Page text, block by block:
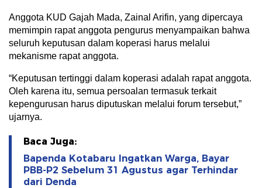
Anggota KUD Gajah Mada, Zainal Arifin, yang dipercaya
memimpin rapat anggota pengurus menyampaikan bahwa
seluruh keputusan dalam koperasi harus melalui
mekanisme rapat anggota.
“Keputusan tertinggi dalam koperasi adalah rapat anggota.
Oleh karena itu, semua persoalan termasuk terkait
kepengurusan harus diputuskan melalui forum tersebut,”
ujarnya.
Baca Juga:
Bapenda Kotabaru Ingatkan Warga, Bayar
PBB-P2 Sebelum 31 Agustus agar Terhindar
dari Denda